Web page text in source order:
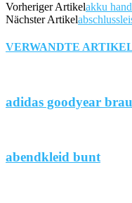
Vorheriger Artikelakku
Nächster Artikel
VERWANDTE
adidas goodyear
abendkleid bunt